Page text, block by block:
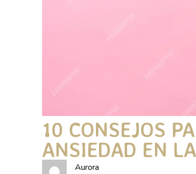
10 CONSEJOS
ANSIEDAD EN
Aurora